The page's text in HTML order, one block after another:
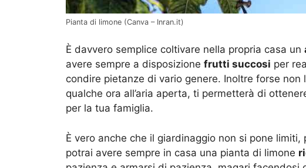
Pianta di limone (Canva – Inran.it)
È davvero semplice coltivare nella propria casa un
avere sempre a disposizione frutti succosi per
condire pietanze di vario genere. Inoltre forse
qualche ora all’aria aperta, ti permetterà di
per la tua famiglia.
È vero anche che il giardinaggio non si pone
potrai avere sempre in casa una pianta di limone